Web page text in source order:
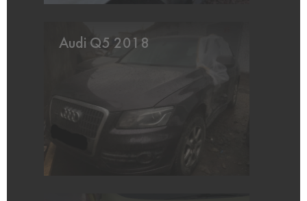
Audi Q5 2018